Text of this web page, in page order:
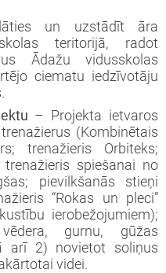
un uzstādīt āra
teritorijā, radot
Ādažu vidusskolas
ciematu iedzīvotāju
– Projekta ietvaros
(Kombinētais
trenažieris Orbiteks;
spiešanai no
pievilkšanās stieņi
“Rokas un pleci”
ierobežojumiem);
gurnu, gūžas
arī 2) novietot soliņus
videi.